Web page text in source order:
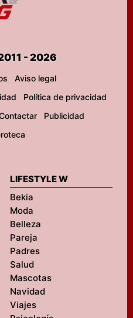
- 2026
Aviso legal
Política de privacidad
Publicidad
LIFESTYLE W
Bekia
Moda
Belleza
Pareja
Padres
Salud
Mascotas
Navidad
Viajes